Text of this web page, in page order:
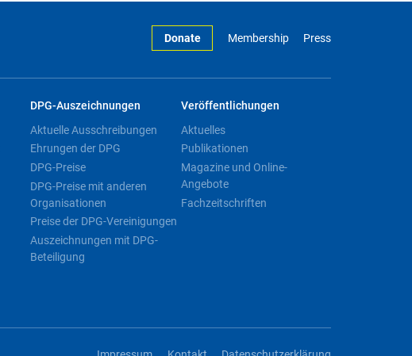
Donate Membership Press
DPG-Auszeichnungen
Aktuelle Ausschreibungen
Ehrungen der DPG
DPG-Preise
DPG-Preise mit anderen
Organisationen
Preise der DPG-Vereinigungen
Auszeichnungen mit DPG-
Beteiligung
Veröffentlichungen
Aktuelles
Publikationen
Magazine und Online-
Angebote
Fachzeitschriften